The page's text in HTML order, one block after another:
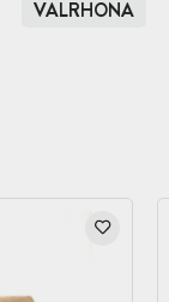
VALRHONA